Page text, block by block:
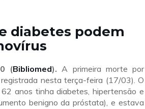
diabetes podem
(Bibliomed). A primeira morte por
nesta terça-feira (17/03). O
anos tinha diabetes, hipertensão e
benigno da próstata), e estava